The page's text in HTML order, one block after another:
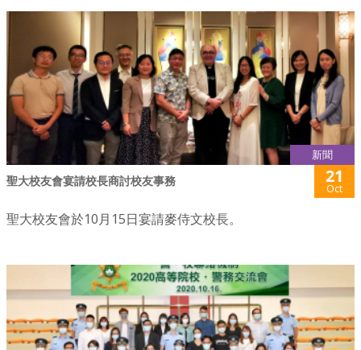
新聞
聖大校友會宴請校長商討校友事務 21
Oct
聖大校友會於10月15日宴請麥侍文校長。